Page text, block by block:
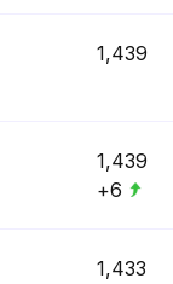
1,439
1,439
+6
1,433